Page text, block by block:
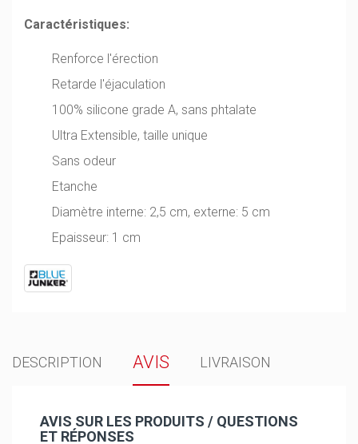
Caractéristiques:
Renforce l'érection
Retarde l'éjaculation
100% silicone grade A, sans phtalate
Ultra Extensible, taille unique
Sans odeur
Etanche
Diamètre interne: 2,5 cm, externe: 5 cm
Epaisseur: 1 cm
DESCRIPTION AVIS LIVRAISON
AVIS SUR LES PRODUITS / QUESTIONS
ET RÉPONSES